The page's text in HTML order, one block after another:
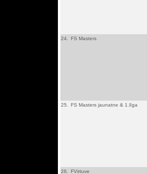
24. FS Masters
25. FS Masters jaunatne & 1.līga
26. FVirtuve